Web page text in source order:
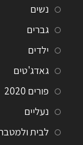
נשים
גברים
ילדים
גאדג'טים
פורים 2020
נעליים
לבית